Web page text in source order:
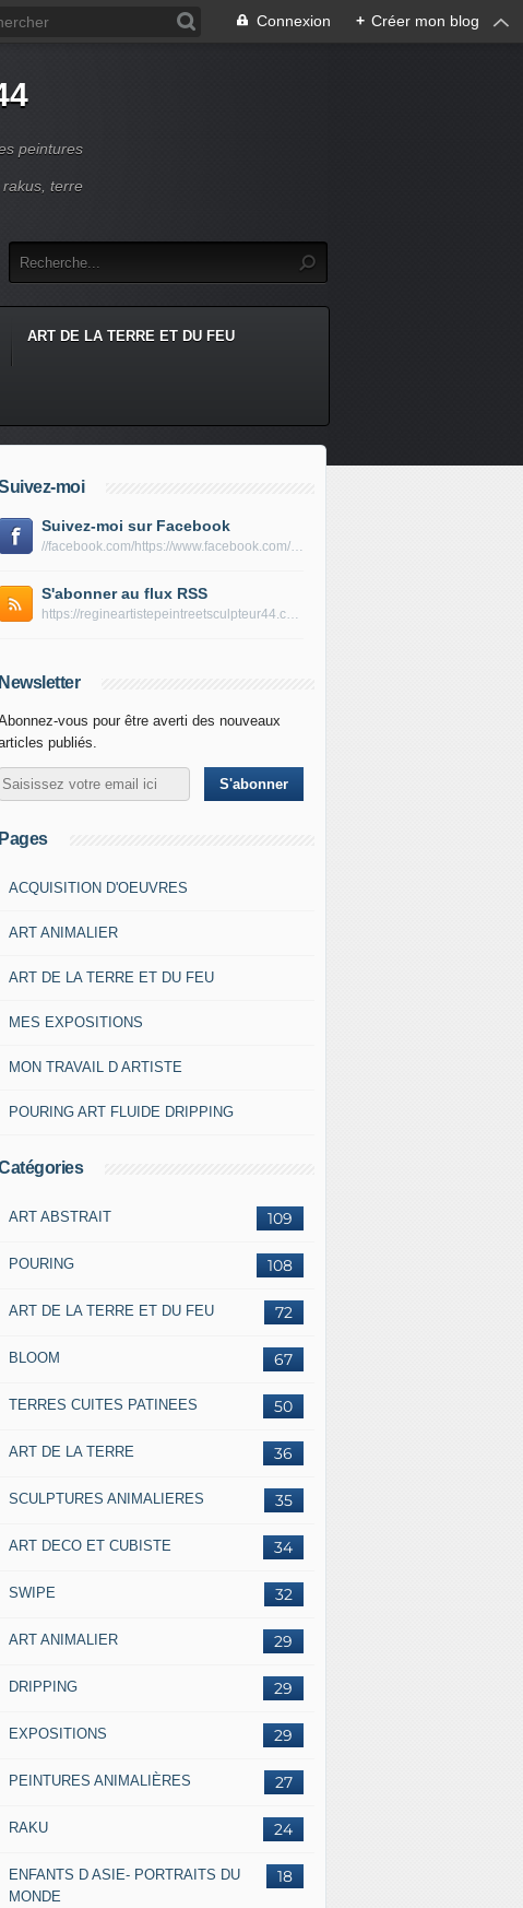
Connexion + Créer mon blog
peintures
terre
ART DE LA TERRE ET DU FEU
moi
Suivez-moi sur Facebook
//facebook.com/https://www.facebook.com/peltierregine
S'abonner au flux RSS
https://regineartistepeintreetsculpteur44.com/rss
Newsletter
vous pour être averti des nouveaux
publiés.
Pages
ACQUISITION D'OEUVRES
ART ANIMALIER
ART DE LA TERRE ET DU FEU
MES EXPOSITIONS
MON TRAVAIL D ARTISTE
POURING ART FLUIDE DRIPPING
109
ART ABSTRAIT
108
POURING
72
ART DE LA TERRE ET DU FEU
67
BLOOM
50
TERRES CUITES PATINEES
36
ART DE LA TERRE
35
SCULPTURES ANIMALIERES
34
ART DECO ET CUBISTE
32
SWIPE
29
ART ANIMALIER
29
DRIPPING
29
EXPOSITIONS
27
PEINTURES ANIMALIÈRES
24
RAKU
18
ENFANTS D ASIE- PORTRAITS DU
MONDE